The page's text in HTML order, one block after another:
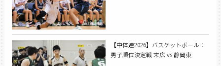
【中体連2026】バスケットボール：
男子順位決定戦 末広 vs 静岡東